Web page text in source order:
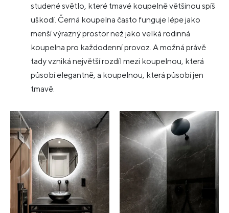
studené světlo, které tmavé koupelně většinou spíš
uškodí. Černá koupelna často funguje lépe jako
menší výrazný prostor než jako velká rodinná
koupelna pro každodenní provoz. A možná právě
tady vzniká největší rozdíl mezi koupelnou, která
působí elegantně, a koupelnou, která působí jen
tmavě.